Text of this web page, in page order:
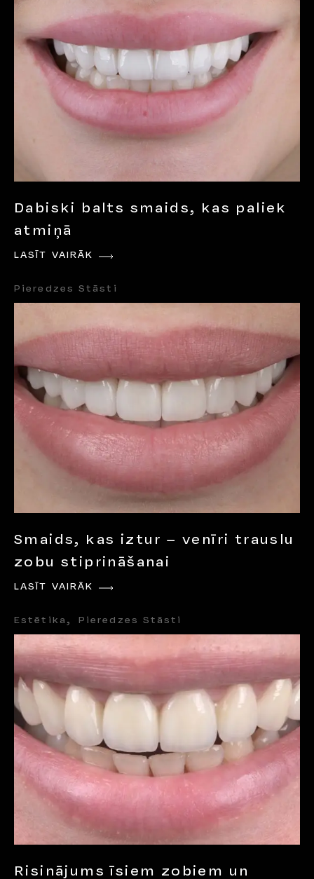
Dabiski balts smaids, kas paliek
atmiņā
LASĪT VAIRĀK
Pieredzes Stāsti
Smaids, kas iztur – venīri trauslu
zobu stiprināšanai
LASĪT VAIRĀK
Estētika Pieredzes Stāsti
Risinājums īsiem zobiem un